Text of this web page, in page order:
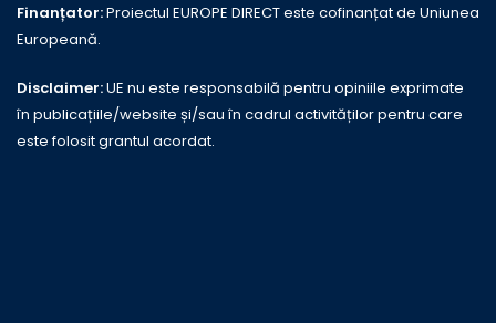
Finanțator:Proiectul EUROPE DIRECT este cofinanțat de Uniunea
Europeană.
Disclaimer:UE nu este responsabilă pentru opiniile exprimate
în publicațiile/website și/sau în cadrul activităților pentru care
este folosit grantul acordat.